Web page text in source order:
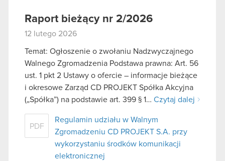
Raport bieżący nr 2/2026
12 lutego 2026
Temat: Ogłoszenie o zwołaniu Nadzwyczajnego
Walnego Zgromadzenia Podstawa prawna: Art. 56
ust. 1 pkt 2 Ustawy o ofercie – informacje bieżące
i okresowe Zarząd CD PROJEKT Spółka Akcyjna
(„Spółka”) na podstawie art. 399 § 1… Czytaj dalej
PDF
Regulamin udziału w Walnym
Zgromadzeniu CD PROJEKT S.A. przy
wykorzystaniu środków komunikacji
elektronicznej